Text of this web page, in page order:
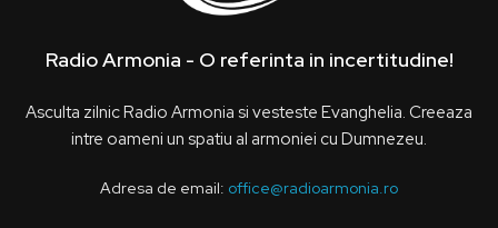
Radio Armonia - O referinta in incertitudine!
Asculta zilnic Radio Armonia si vesteste Evanghelia. Creeaza
intre oameni un spatiu al armoniei cu Dumnezeu.
Adresa de email: office@radioarmonia.ro